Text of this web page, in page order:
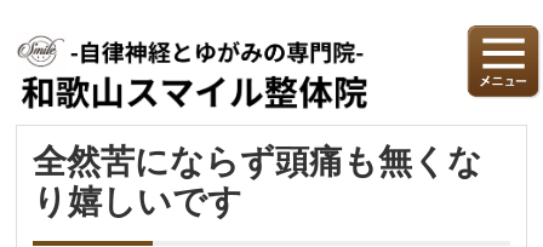
全然苦にならず頭痛も無くな
り嬉しいです